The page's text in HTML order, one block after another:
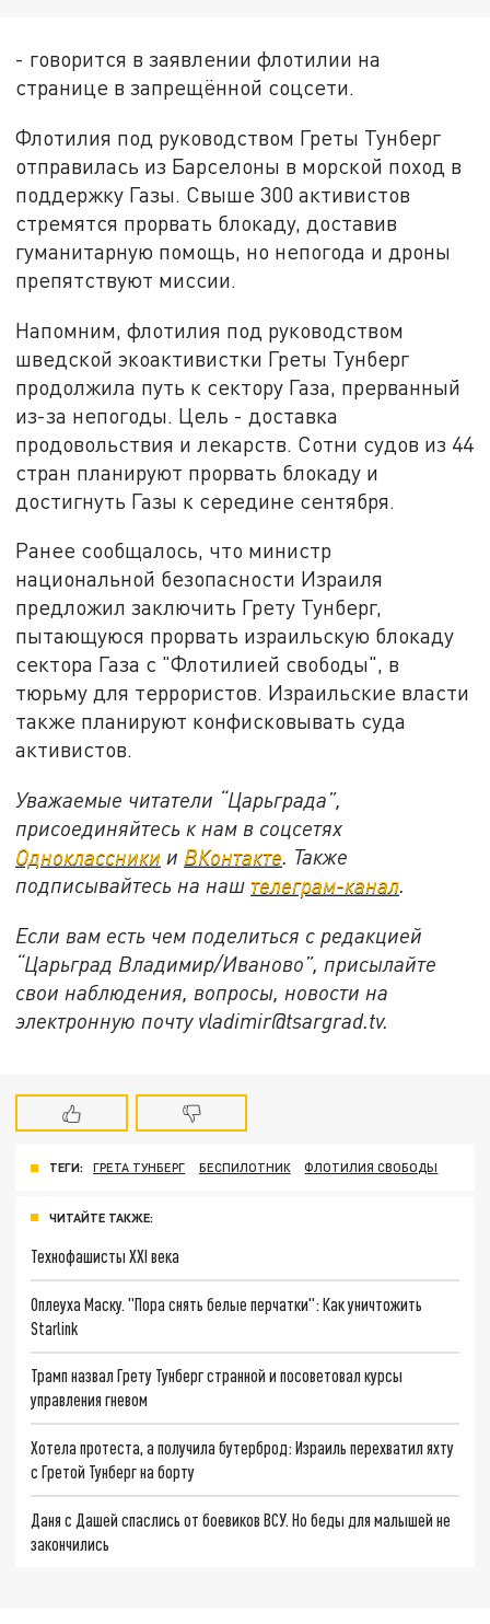
- говорится в заявлении флотилии на
странице в запрещённой соцсети.
Флотилия под руководством Греты Тунберг
отправилась из Барселоны в морской поход в
поддержку Газы. Свыше 300 активистов
стремятся прорвать блокаду, доставив
гуманитарную помощь, но непогода и дроны
препятствуют миссии.
Напомним, флотилия под руководством
шведской экоактивистки Греты Тунберг
продолжила путь к сектору Газа, прерванный
из-за непогоды. Цель - доставка
продовольствия и лекарств. Сотни судов из 44
стран планируют прорвать блокаду и
достигнуть Газы к середине сентября.
Ранее сообщалось, что министр
национальной безопасности Израиля
предложил заключить Грету Тунберг,
пытающуюся прорвать израильскую блокаду
сектора Газа с "Флотилией свободы", в
тюрьму для террористов. Израильские власти
также планируют конфисковывать суда
активистов.
Уважаемые читатели “Царьграда”,
присоединяйтесь к нам в соцсетях
Одноклассники и ВКонтакте. Также
подписывайтесь на наш телеграм-канал.
Если вам есть чем поделиться с редакцией
“Царьград Владимир/Иваново”, присылайте
свои наблюдения, вопросы, новости на
электронную почту vladimir@tsargrad.tv.
ТЕГИ: ГРЕТА ТУНБЕРГ БЕСПИЛОТНИК ФЛОТИЛИЯ СВОБОДЫ
ЧИТАЙТЕ ТАКЖЕ:
Технофашисты XXI века
Оплеуха Маску. "Пора снять белые перчатки": Как уничтожить
Starlink
Трамп назвал Грету Тунберг странной и посоветовал курсы
управления гневом
Хотела протеста, а получила бутерброд: Израиль перехватил яхту
с Гретой Тунберг на борту
Даня с Дашей спаслись от боевиков ВСУ. Но беды для малышей не
закончились